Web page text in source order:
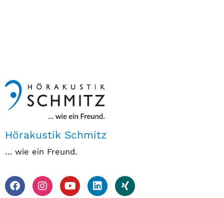
Hörakustik Schmitz
… wie ein Freund.